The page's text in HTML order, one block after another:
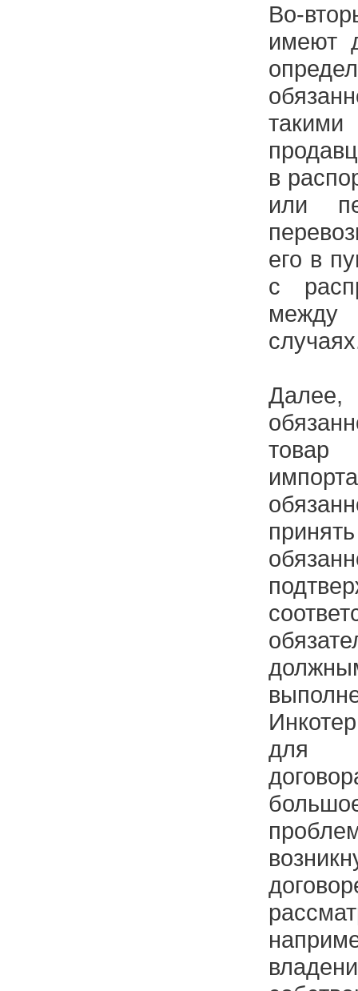
Во-
имеют
в
или
его в
с
между
товар
для